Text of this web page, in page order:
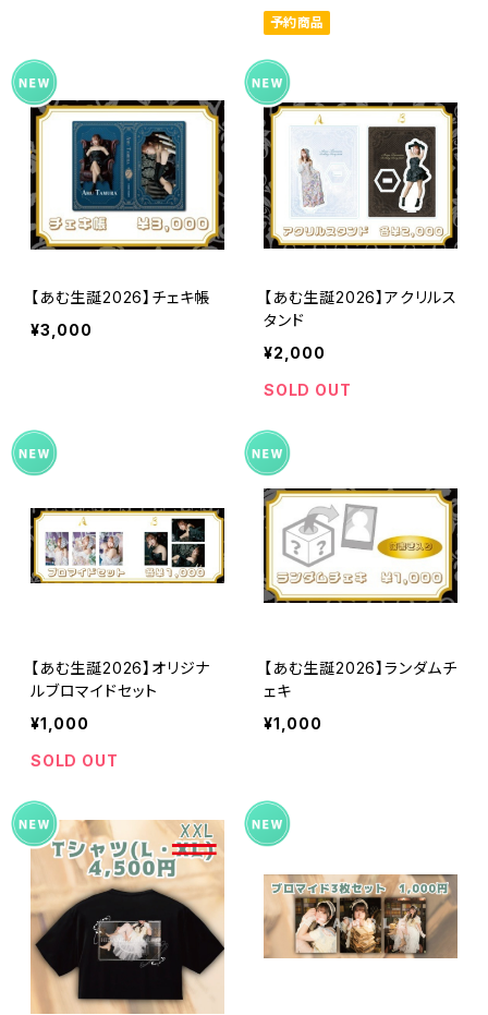
予約商品
【あむ生誕2026】チェキ帳
¥3,000
【あむ生誕2026】アクリルス
タンド
¥2,000
SOLD OUT
【あむ生誕2026】オリジナ
ルブロマイドセット
¥1,000
SOLD OUT
【あむ生誕2026】ランダムチ
ェキ
¥1,000